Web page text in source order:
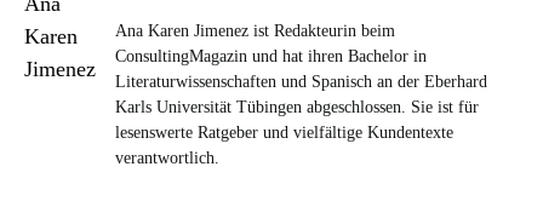
Ana Karen Jimenez ist Redakteurin beim
ConsultingMagazin und hat ihren Bachelor in
Literaturwissenschaften und Spanisch an der Eberhard
Karls Universität Tübingen abgeschlossen. Sie ist für
lesenswerte Ratgeber und vielfältige Kundentexte
verantwortlich.